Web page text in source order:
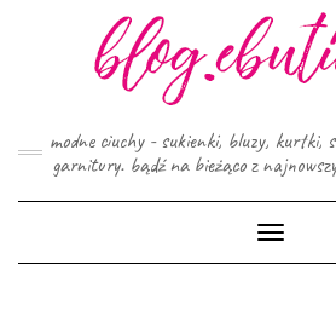
modne ciuchy - sukienki, bluzy, kurtki,
garnitury. bądź na bieżąco z
Toggle